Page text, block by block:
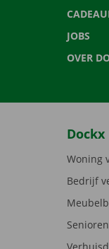
JOBS
OVER
Woning
Bedrijf